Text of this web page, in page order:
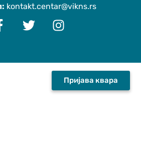
Пријава квара
kontakt.centar@vikns.rs